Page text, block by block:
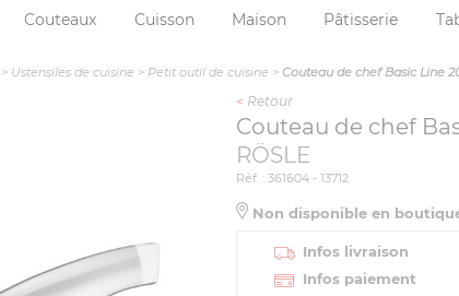
Couteaux Cuisson Maison Pâtisserie
> Ustensiles de cuisine > Petit outil de cuisine > Couteau de chef Basic Line
< Retour
Couteau de chef
RÖSLE
Réf. : 361604 - 13712
Non disponible en
Infos livraison
Infos paiement